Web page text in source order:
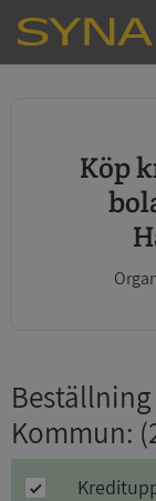
Köp kreditupplysning och
Kommun: